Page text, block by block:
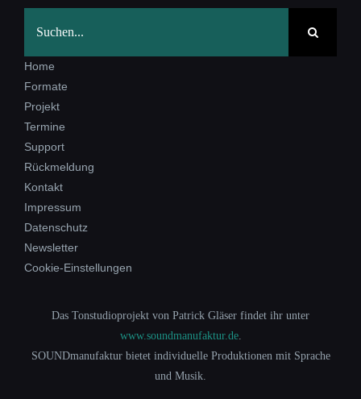
nach:
Home
Formate
Projekt
Termine
Support
Rückmeldung
Kontakt
Impressum
Datenschutz
Newsletter
Cookie-Einstellungen
Das Tonstudioprojekt von Patrick Gläser findet ihr unter
www.soundmanufaktur.de.
SOUNDmanufaktur bietet individuelle Produktionen mit Sprache
und Musik.